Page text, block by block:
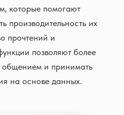
которые помогают
производительность их
прочтений и
позволяют более
общением и принимать
на основе данных.